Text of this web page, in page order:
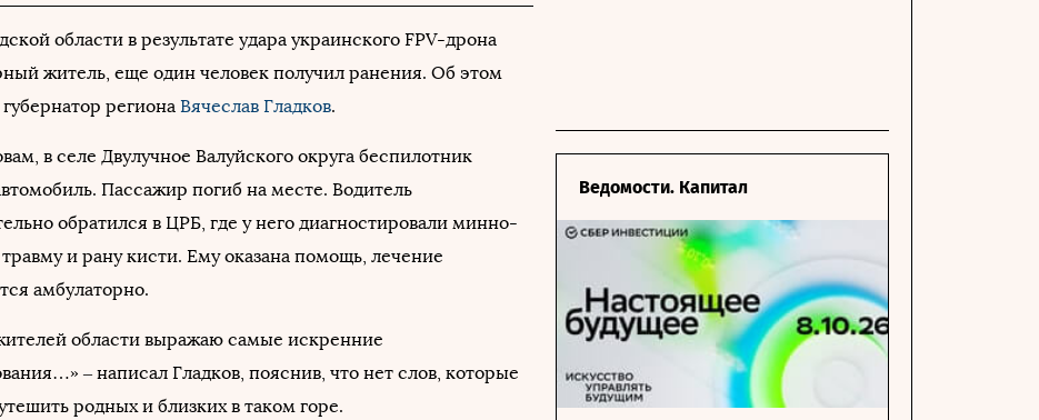
области в результате удара украинского FPV-дрона
житель, еще один человек получил ранения. Об этом
губернатор региона Вячеслав Гладков.
в селе Двулучное Валуйского округа беспилотник
Пассажир погиб на месте. Водитель
обратился в ЦРБ, где у него диагностировали минно-
и рану кисти. Ему оказана помощь, лечение
амбулаторно.
области выражаю самые искренние
– написал Гладков, пояснив, что нет слов, которые
родных и близких в таком горе.
Ведомости. Капитал